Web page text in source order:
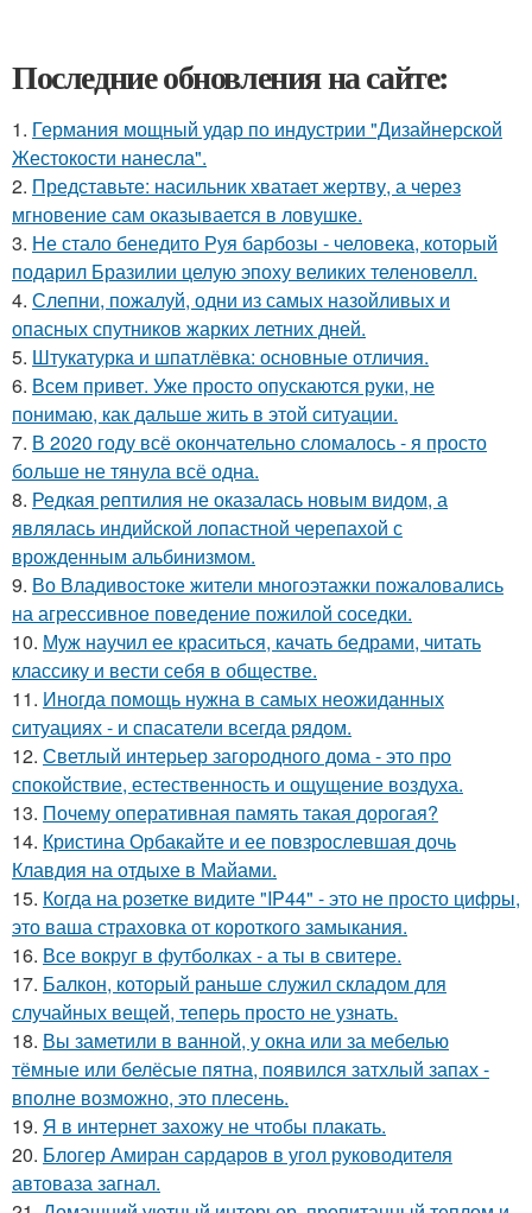
Последние обновления на сайте:
1. Германия мощный удар по индустрии "Дизайнерской
Жестокости нанесла".
2. Представьте: насильник хватает жертву, а через
мгновение сам оказывается в ловушке.
3. Не стало бенедито Руя барбозы - человека, который
подарил Бразилии целую эпоху великих теленовелл.
4. Слепни, пожалуй, одни из самых назойливых и
опасных спутников жарких летних дней.
5. Штукатурка и шпатлёвка: основные отличия.
6. Всем привет. Уже просто опускаются руки, не
понимаю, как дальше жить в этой ситуации.
7. В 2020 году всё окончательно сломалось - я просто
больше не тянула всё одна.
8. Редкая рептилия не оказалась новым видом, а
являлась индийской лопастной черепахой с
врожденным альбинизмом.
9. Во Владивостоке жители многоэтажки пожаловались
на агрессивное поведение пожилой соседки.
10. Муж научил ее краситься, качать бедрами, читать
классику и вести себя в обществе.
11. Иногда помощь нужна в самых неожиданных
ситуациях - и спасатели всегда рядом.
12. Светлый интерьер загородного дома - это про
спокойствие, естественность и ощущение воздуха.
13. Почему оперативная память такая дорогая?
14. Кристина Орбакайте и ее повзрослевшая дочь
Клавдия на отдыхе в Майами.
15. Когда на розетке видите "IP44" - это не просто цифры,
это ваша страховка от короткого замыкания.
16. Все вокруг в футболках - а ты в свитере.
17. Балкон, который раньше служил складом для
случайных вещей, теперь просто не узнать.
18. Вы заметили в ванной, у окна или за мебелью
тёмные или белёсые пятна, появился затхлый запах -
вполне возможно, это плесень.
19. Я в интернет захожу не чтобы плакать.
20. Блогер Амиран сардаров в угол руководителя
автоваза загнал.